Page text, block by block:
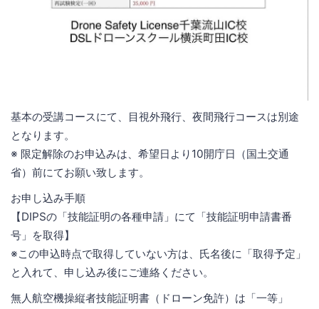
基本の受講コースにて、目視外飛行、夜間飛行コースは別途
となります。
※ 限定解除のお申込みは、希望日より10開庁日（国土交通
省）前にてお願い致します。
お申し込み手順
【DIPSの「技能証明の各種申請」にて「技能証明申請書番
号」を取得】
※この申込時点で取得していない方は、氏名後に「取得予定」
と入れて、申し込み後にご連絡ください。
無人航空機操縦者技能証明書（ドローン免許）は「一等」